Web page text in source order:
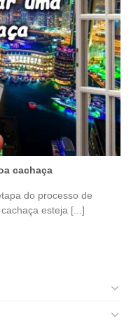
cachaça
do processo de
esteja [...]